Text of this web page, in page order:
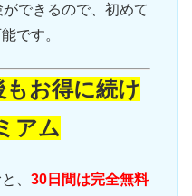
できるので、初めて
です。
お得に続け
アム
、 30日間は完全無料